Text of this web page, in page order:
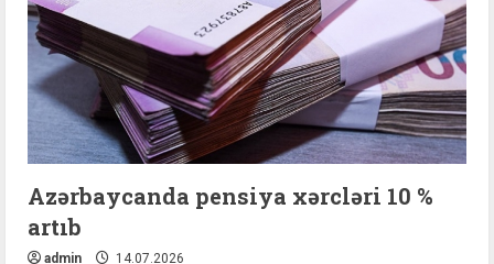
Azərbaycanda pensiya xərcləri 10 %
artıb
admin 14.07.2026